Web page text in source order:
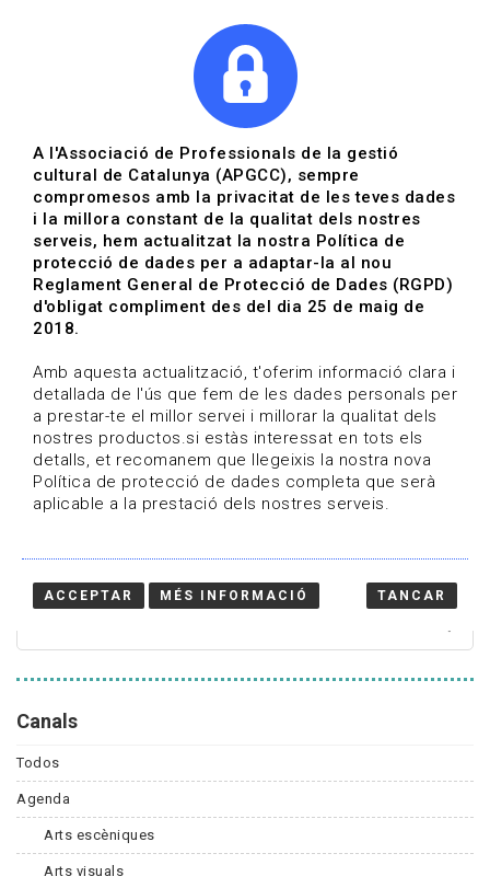
Actualitza't
Vols estar al dia?
HOME / BLOG
Estigues al dia
Convocatòries, activitats i notícies del sector de la
cultura.
Canals
Todos
Agenda
Arts escèniques
Arts visuals
A l'Associació de Professionals de la gestió
cultural de Catalunya (APGCC), sempre
compromesos amb la privacitat de les teves dades
i la millora constant de la qualitat dels nostres
serveis, hem actualitzat la nostra Política de
protecció de dades per a adaptar-la al nou
Reglament General de Protecció de Dades (RGPD)
d'obligat compliment des del dia 25 de maig de
2018.
Amb aquesta actualització, t'oferim informació clara i
detallada de l'ús que fem de les dades personals per
a prestar-te el millor servei i millorar la qualitat dels
nostres productos.si estàs interessat en tots els
detalls, et recomanem que llegeixis la nostra nova
Política de protecció de dades completa que serà
aplicable a la prestació dels nostres serveis.
ACCEPTAR MÉS INFORMACIÓ TANCAR